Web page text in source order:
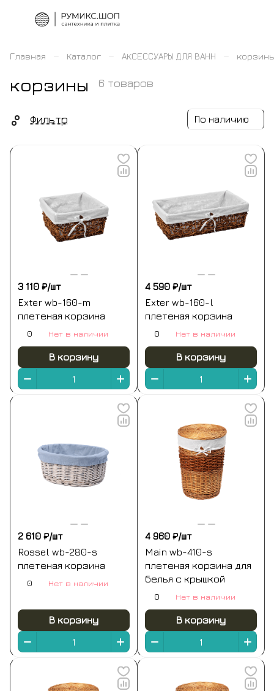
Главная – Каталог – АКСЕССУАРЫ ДЛЯ ВАНН –
корзины 6 товаров
Фильтр По наличию
3 110 ₽/шт
Exter wb-160-m
плетеная корзина
0 Нет в наличии
В корзину
4 590 ₽/шт
Exter wb-160-l
плетеная корзина
0 Нет в наличии
В корзину
2 610 ₽/шт
Rossel wb-280-s
плетеная корзина
0 Нет в наличии
В корзину
4 960 ₽/шт
Main wb-410-s
плетеная корзина для
белья с крышкой
0 Нет в наличии
В корзину